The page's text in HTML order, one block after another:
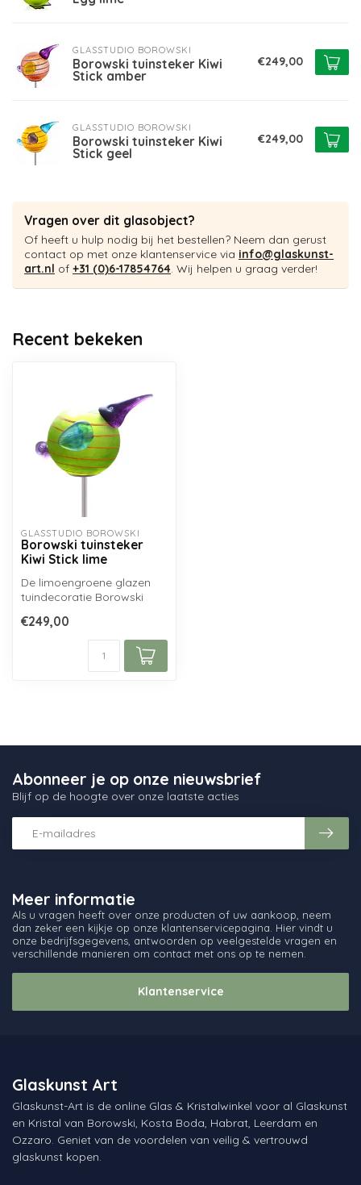
GLASSTUDIO BOROWSKI
Borowski tuinsteker Kiwi
Stick amber
€249,00
GLASSTUDIO BOROWSKI
Borowski tuinsteker Kiwi
Stick geel
€249,00
Vragen over dit glasobject?
Of heeft u hulp nodig bij het bestellen? Neem dan gerust
contact op met onze klantenservice via info@glaskunst-
art.nl of +31 (0)6-17854764. Wij helpen u graag verder!
Recent bekeken
GLASSTUDIO BOROWSKI
Borowski tuinsteker
Kiwi Stick lime
De limoengroene glazen
tuindecoratie Borowski
handgemaakt uit mond...
€249,00
Meer informatie
Als u vragen heeft over onze producten of uw aankoop, neem
dan zeker een kijkje op onze klantenservicepagina. Hier vindt u
onze bedrijfsgegevens, antwoorden op veelgestelde vragen en
verschillende manieren om contact met ons op te nemen.
Klantenservice
Abonneer je op onze nieuwsbrief
Blijf op de hoogte over onze laatste acties
Glaskunst Art
Glaskunst-Art is de online Glas & Kristalwinkel voor al Glaskunst
en Kristal van Borowski, Kosta Boda, Habrat, Leerdam en
Ozzaro. Geniet van de voordelen van veilig & vertrouwd
glaskunst kopen.